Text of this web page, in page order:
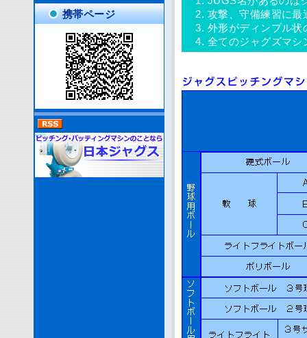
携帯ページ
2. 攻撃、守備練習に最
3. 外形がディンプル状
4. 全てのジャグズマシ